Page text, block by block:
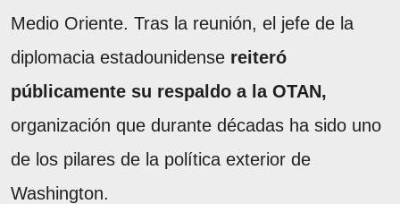
Medio Oriente. Tras la reunión, el jefe de la
diplomacia estadounidense reiteró
públicamente su respaldo a la OTAN,
organización que durante décadas ha sido uno
de los pilares de la política exterior de
Washington.